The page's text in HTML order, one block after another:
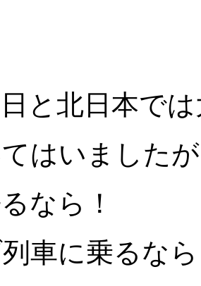
と北日本で
てはいました
なら！
車に乗るな